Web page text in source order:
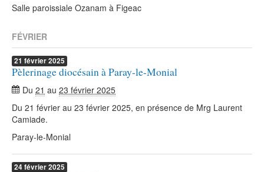
Salle paroissiale Ozanam à Figeac
FÉVRIER
21 février2025
Pèlerinage diocésain à Paray-le-Monial
Du 21 au 23 février 2025
Du 21 février au 23 février 2025, en présence de Mrg Laurent
Camiade.
Paray-le-Monial
24février2025